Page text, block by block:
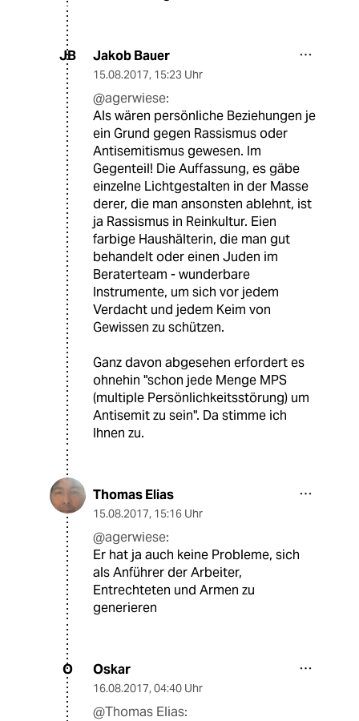
JB Jakob Bauer
15.08.2017, 15:23 Uhr
@agerwiese:
Als wären persönliche Beziehungen je
ein Grund gegen Rassismus oder
Antisemitismus gewesen. Im
Gegenteil! Die Auffassung, es gäbe
einzelne Lichtgestalten in der Masse
derer, die man ansonsten ablehnt, ist
ja Rassismus in Reinkultur. Eien
farbige Haushälterin, die man gut
behandelt oder einen Juden im
Beraterteam - wunderbare
Instrumente, um sich vor jedem
Verdacht und jedem Keim von
Gewissen zu schützen.
Ganz davon abgesehen erfordert es
ohnehin "schon jede Menge MPS
(multiple Persönlichkeitsstörung) um
Antisemit zu sein". Da stimme ich
Ihnen zu.
Thomas Elias
15.08.2017, 15:16 Uhr
@agerwiese:
Er hat ja auch keine Probleme, sich
als Anführer der Arbeiter,
Entrechteten und Armen zu
generieren
O Oskar
16.08.2017, 04:40 Uhr
@Thomas Elias: